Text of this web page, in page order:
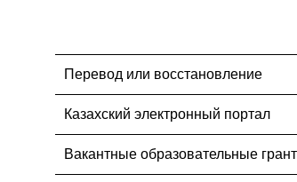
Перевод или восстановление
Казахский электронный портал
Вакантные образовательные